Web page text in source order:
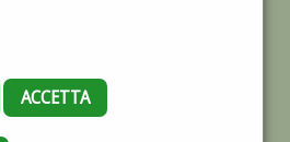
ACCETTA